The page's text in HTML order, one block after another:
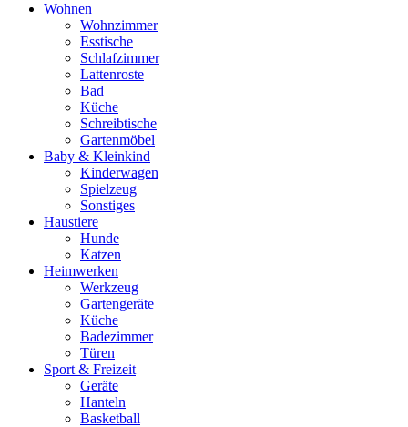
Wohnen
Wohnzimmer
Esstische
Schlafzimmer
Lattenroste
Bad
Küche
Schreibtische
Gartenmöbel
Baby & Kleinkind
Kinderwagen
Spielzeug
Sonstiges
Haustiere
Hunde
Katzen
Heimwerken
Werkzeug
Gartengeräte
Küche
Badezimmer
Türen
Sport & Freizeit
Geräte
Hanteln
Basketball